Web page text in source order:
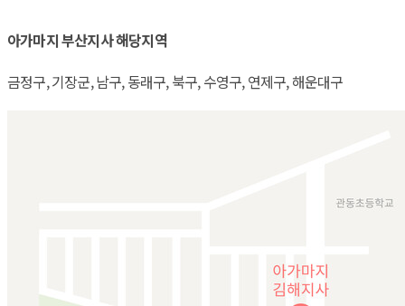
아가마지 부산지사 해당지역
금정구, 기장군, 남구, 동래구, 북구, 수영구, 연제구, 해운대구